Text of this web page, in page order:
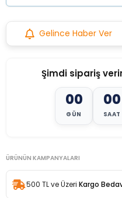
Gelince Haber Ver
Şimdi sipariş
00
GÜN
00
SAAT
ÜRÜNÜN KAMPANYALARI
500 TL ve Üzeri Kargo